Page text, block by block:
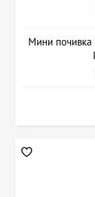
Мини почивка